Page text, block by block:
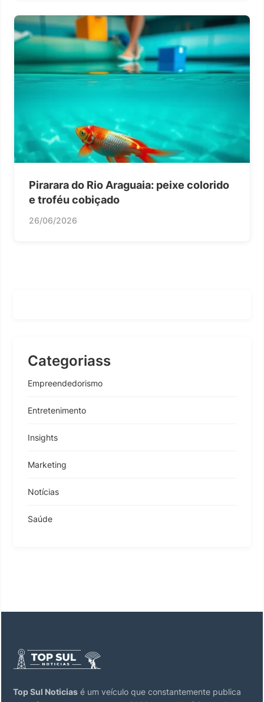
Pirarara do Rio Araguaia: peixe colorido
e troféu cobiçado
26/06/2026
Categoriass
Empreendedorismo
Entretenimento
Insights
Marketing
Notícias
Saúde
Top Sul Noticias é um veículo que constantemente publica